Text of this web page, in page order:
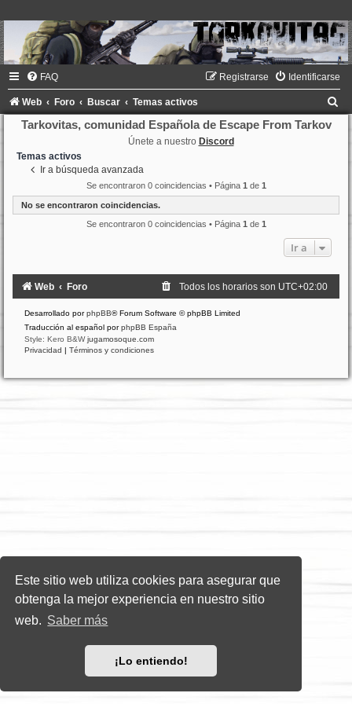
Este sitio web utiliza cookies para asegurar que
obtenga la mejor experiencia en nuestro sitio
web. Saber más
¡Lo entiendo!
FAQ Identificarse
Registrarse
Web Foro Buscar Temas activos
Tarkovitas, comunidad Española de Escape From Tarkov
Únete a nuestro Discord
Temas activos
Ir a búsqueda avanzada
Se encontraron 0 coincidencias • Página 1 de 1
No se encontraron coincidencias.
Se encontraron 0 coincidencias • Página 1 de 1
Ir a
Web Foro Todos los horarios son UTC+02:00
Desarrollado porphpBB® Forum Software © phpBB Limited
Traducción al español porphpBB España
Style: Kero B&Wjugamosoque.com
Privacidad | Términos y condiciones